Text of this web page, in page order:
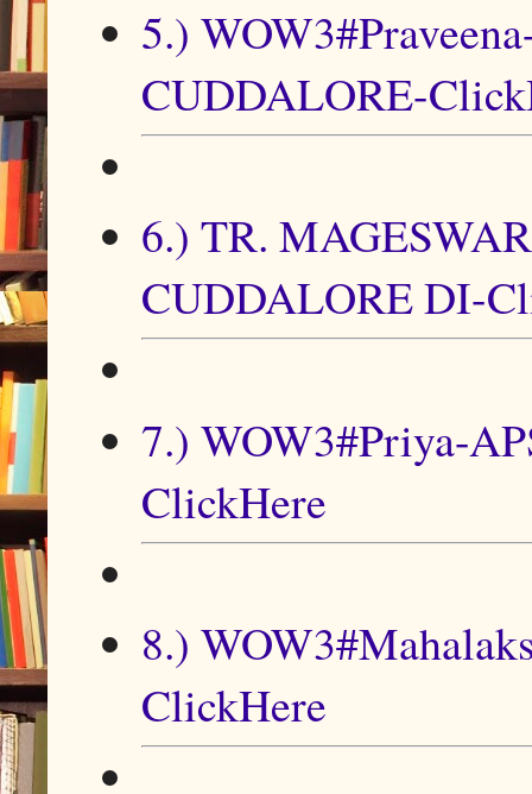
5.)
CUDDALORE-
6.) TR.
CUDDALORE DI-
7.) WOW3#Priya-
ClickHere
8.)
ClickHere